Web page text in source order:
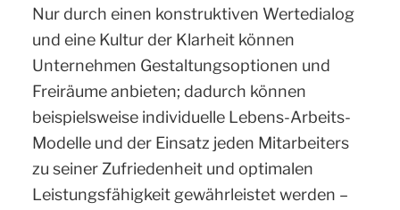
Nur durch einen konstruktiven Wertedialog
und eine Kultur der Klarheit können
Unternehmen Gestaltungsoptionen und
Freiräume anbieten; dadurch können
beispielsweise individuelle Lebens-Arbeits-
Modelle und der Einsatz jeden Mitarbeiters
zu seiner Zufriedenheit und optimalen
Leistungsfähigkeit gewährleistet werden –